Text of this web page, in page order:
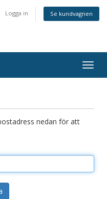
Logga in Se kundvagnen
nedan för att